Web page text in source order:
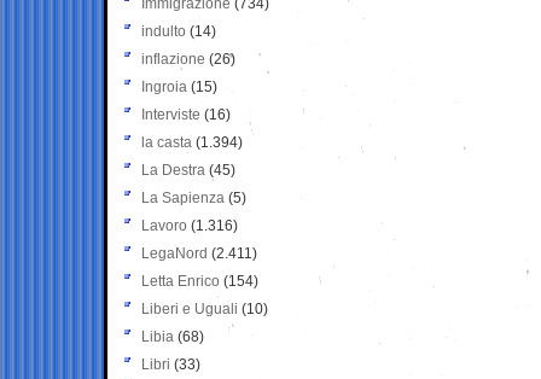
Immigrazione (734)
indulto (14)
inflazione (26)
Ingroia (15)
Interviste (16)
la casta (1.394)
La Destra (45)
La Sapienza (5)
Lavoro (1.316)
LegaNord (2.411)
Letta Enrico (154)
Liberi e Uguali (10)
Libia (68)
Libri (33)